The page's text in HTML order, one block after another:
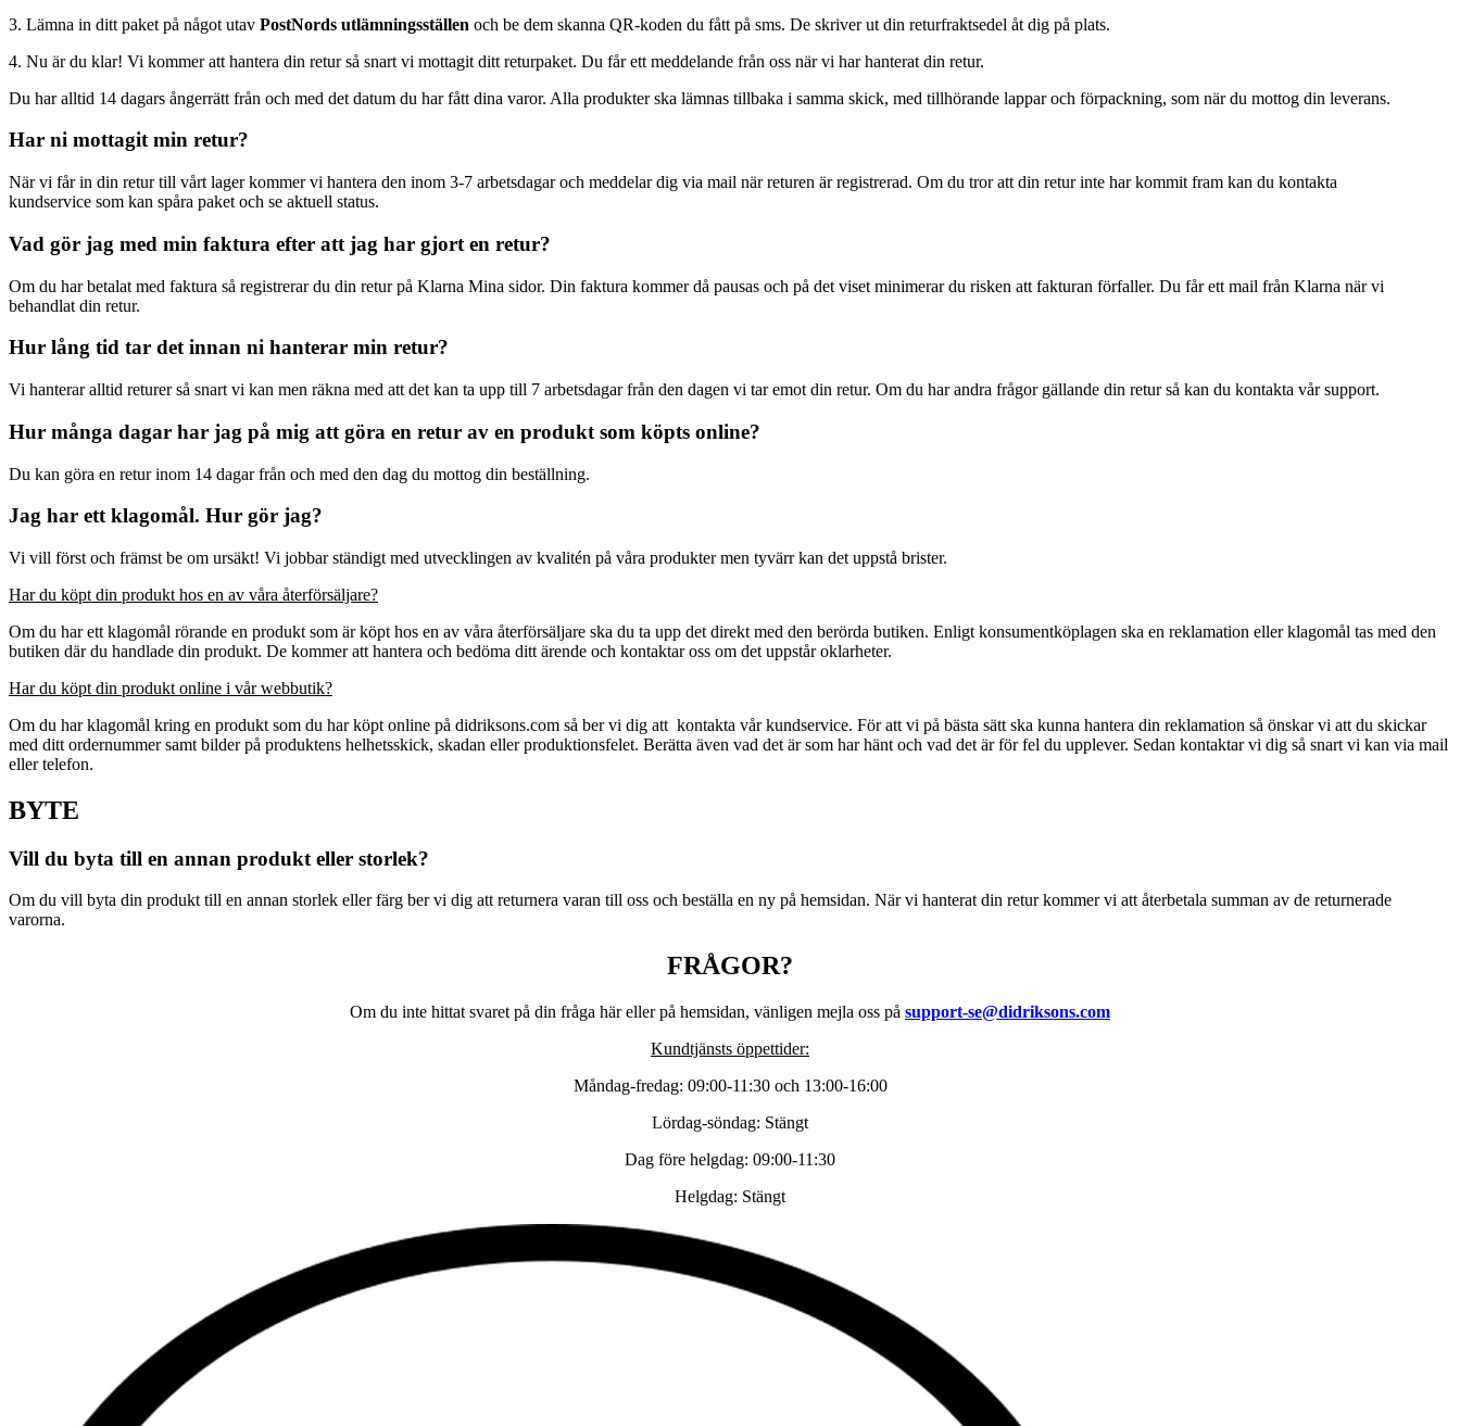
3. Lämna in ditt paket på något utav PostNords utlämningsställen och be dem skanna QR-koden du fått på sms. De skriver ut din returfraktsedel åt dig på plats.
4. Nu är du klar! Vi kommer att hantera din retur så snart vi mottagit ditt returpaket. Du får ett meddelande från oss när vi har hanterat din retur.
Du har alltid 14 dagars ångerrätt från och med det datum du har fått dina varor. Alla produkter ska lämnas tillbaka i samma skick, med tillhörande lappar och förpackning, som när du mottog din leverans.
Har ni mottagit min retur?
När vi får in din retur till vårt lager kommer vi hantera den inom 3-7 arbetsdagar och meddelar dig via mail när returen är registrerad. Om du tror att din retur inte har kommit fram kan du kontakta
kundservice som kan spåra paket och se aktuell status.
Vad gör jag med min faktura efter att jag har gjort en retur?
Om du har betalat med faktura så registrerar du din retur på Klarna Mina sidor. Din faktura kommer då pausas och på det viset minimerar du risken att fakturan förfaller. Du får ett mail från Klarna när vi
behandlat din retur.
Hur lång tid tar det innan ni hanterar min retur?
Vi hanterar alltid returer så snart vi kan men räkna med att det kan ta upp till 7 arbetsdagar från den dagen vi tar emot din retur. Om du har andra frågor gällande din retur så kan du kontakta vår support.
Hur många dagar har jag på mig att göra en retur av en produkt som köpts online?
Du kan göra en retur inom 14 dagar från och med den dag du mottog din beställning.
Jag har ett klagomål. Hur gör jag?
Vi vill först och främst be om ursäkt! Vi jobbar ständigt med utvecklingen av kvalitén på våra produkter men tyvärr kan det uppstå brister.
Har du köpt din produkt hos en av våra återförsäljare?
Om du har ett klagomål rörande en produkt som är köpt hos en av våra återförsäljare ska du ta upp det direkt med den berörda butiken. Enligt konsumentköplagen ska en reklamation eller klagomål tas med den
butiken där du handlade din produkt. De kommer att hantera och bedöma ditt ärende och kontaktar oss om det uppstår oklarheter.
Har du köpt din produkt online i vår webbutik?
Om du har klagomål kring en produkt som du har köpt online på didriksons.com så ber vi dig att kontakta vår kundservice. För att vi på bästa sätt ska kunna hantera din reklamation så önskar vi att du skickar
med ditt ordernummer samt bilder på produktens helhetsskick, skadan eller produktionsfelet. Berätta även vad det är som har hänt och vad det är för fel du upplever. Sedan kontaktar vi dig så snart vi kan via mail
eller telefon.
BYTE
Vill du byta till en annan produkt eller storlek?
Om du vill byta din produkt till en annan storlek eller färg ber vi dig att returnera varan till oss och beställa en ny på hemsidan. När vi hanterat din retur kommer vi att återbetala summan av de returnerade
varorna.
FRÅGOR?
Om du inte hittat svaret på din fråga här eller på hemsidan, vänligen mejla oss på support-se@didriksons.com
Kundtjänsts öppettider:
Måndag-fredag: 09:00-11:30 och 13:00-16:00
Lördag-söndag: Stängt
Dag före helgdag: 09:00-11:30
Helgdag: Stängt